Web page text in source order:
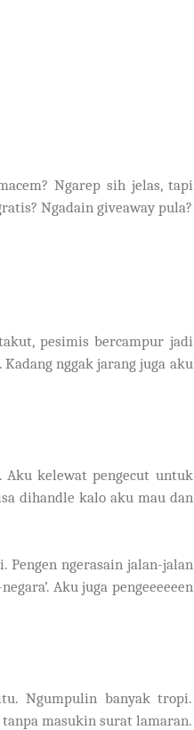
Ngarep sih jelas, tapi
Ngadain giveaway pula?
pesimis bercampur jadi
nggak jarang juga aku
Aku kelewat pengecut untuk
dihandle kalo aku mau dan
ngerasain jalan-jalan
Aku juga pengeeeeeen
Ngumpulin banyak tropi.
masukin surat lamaran.